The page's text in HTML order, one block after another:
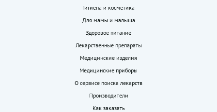
Гигиена и косметика
Для мамы и малыша
Здоровое питание
Лекарственные препараты
Медицинские изделия
Медицинские приборы
О сервисе поиска лекарств
Производители
Как заказать